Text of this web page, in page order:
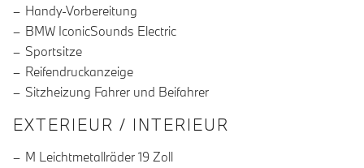
Handy-Vorbereitung
BMW IconicSounds Electric
Sportsitze
Reifendruckanzeige
Sitzheizung Fahrer und Beifahrer
EXTERIEUR / INTERIEUR
M Leichtmetallräder 19 Zoll